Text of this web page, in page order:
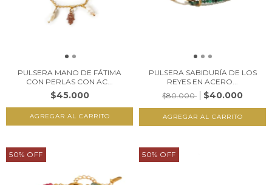
PULSERA MANO DE FÁTIMA
CON PERLAS CON AC...
$45.000
PULSERA SABIDURÍA DE LOS
REYES EN ACERO...
$80.000
$40.000
AGREGAR AL CARRITO
50% OFF 50% OFF